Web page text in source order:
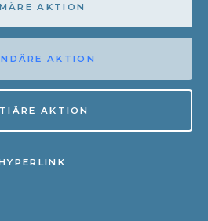
AKTION
AKTION
AKTION